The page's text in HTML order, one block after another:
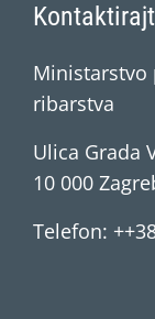
Ministarstvo
ribarstva
Ulica Grada
10 000
Telefon: